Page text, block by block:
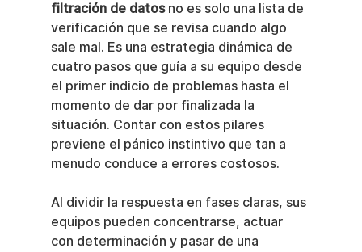
filtración de datos no es solo una lista de
verificación que se revisa cuando algo
sale mal. Es una estrategia dinámica de
cuatro pasos que guía a su equipo desde
el primer indicio de problemas hasta el
momento de dar por finalizada la
situación. Contar con estos pilares
previene el pánico instintivo que tan a
menudo conduce a errores costosos.
Al dividir la respuesta en fases claras, sus
equipos pueden concentrarse, actuar
con determinación y pasar de una